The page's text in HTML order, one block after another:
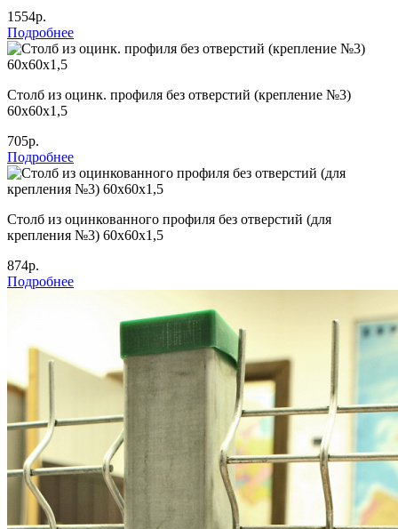
1554р.
Подробнее
Столб из оцинк. профиля без отверстий (крепление №3)
60х60х1,5
705р.
Подробнее
Столб из оцинкованного профиля без отверстий (для
крепления №3) 60х60х1,5
874р.
Подробнее